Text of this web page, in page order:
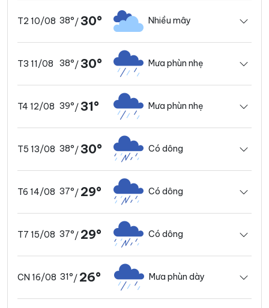
T2 10/08 38°/30° Nhiều mây
T3 11/08 38°/30° Mưa phùn nhẹ
T4 12/08 39°/31° Mưa phùn nhẹ
T5 13/08 38°/30° Có dông
T6 14/08 37°/ 29° Có dông
T7 15/08 37°/ 29° Có dông
CN 16/08 31°/ 26° Mưa phùn dày